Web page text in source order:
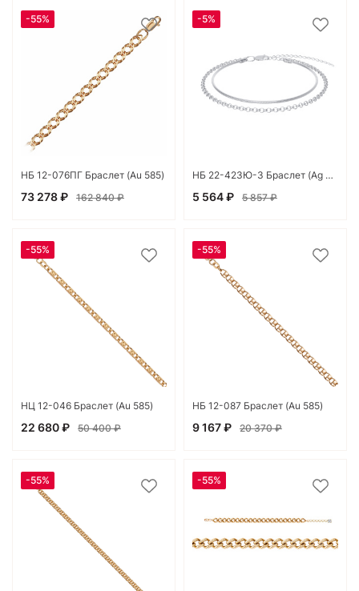
-55%
НБ 12-076ПГ Браслет (Au 585)
73 278 ₽ 162 840 ₽
-5%
НБ 22-423Ю-3 Браслет (Ag 925)
5 564 ₽ 5 857 ₽
-55%
НЦ 12-046 Браслет (Au 585)
22 680 ₽ 50 400 ₽
-55%
НБ 12-087 Браслет (Au 585)
9 167 ₽ 20 370 ₽
-55% -55%